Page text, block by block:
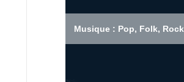
Musique : Pop, Folk, Rock